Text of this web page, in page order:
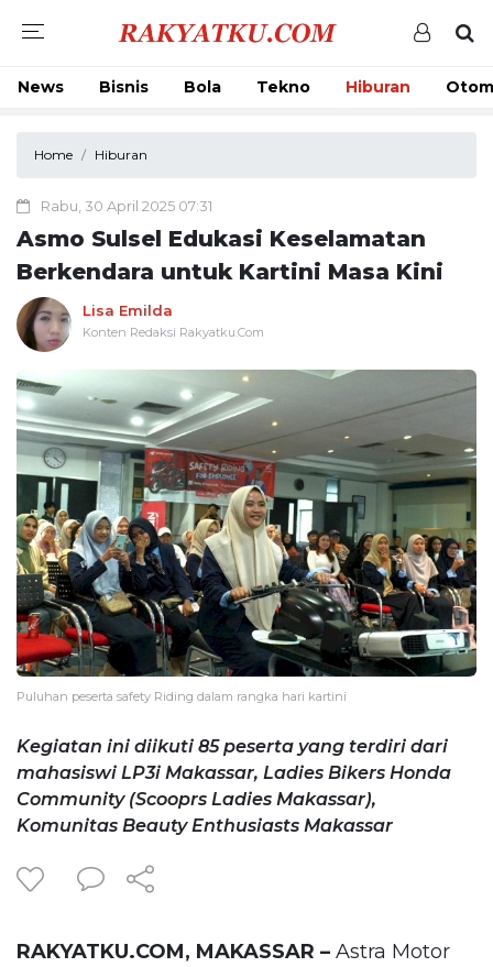
News Bisnis Bola Tekno Hiburan
Home Hiburan
Rabu, 30 April 2025 07:31
Asmo Sulsel Edukasi Keselamatan
Berkendara untuk Kartini Masa Kini
Lisa Emilda
Konten Redaksi Rakyatku.Com
Puluhan peserta safety Riding dalam rangka hari kartini
Kegiatan ini diikuti 85 peserta yang terdiri dari
mahasiswi LP3i Makassar, Ladies Bikers Honda
Community (Scooprs Ladies Makassar),
Komunitas Beauty Enthusiasts Makassar
RAKYATKU.COM, MAKASSAR – Astra Motor